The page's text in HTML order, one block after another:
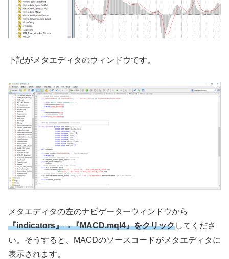
下記がメタエディタのウィンドウです。
メタエディタの左のナビゲーターウィンドウから
『indicators』→『MACD.mql4』をクリックしてくださ
い。そうすると、
MACDのソースコードがメタエディタに
表示されます。